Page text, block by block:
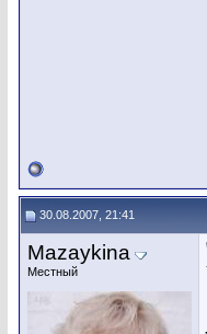
30.08.2007, 21:41
Mazaykina
Местный